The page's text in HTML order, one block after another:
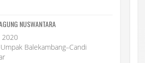
NUSWANTARA
2020
Balekambang–Candi